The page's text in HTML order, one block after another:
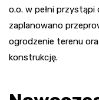
o.o. w pełni przystąpi
zaplanowano
ogrodzenie terenu
konstrukcję.